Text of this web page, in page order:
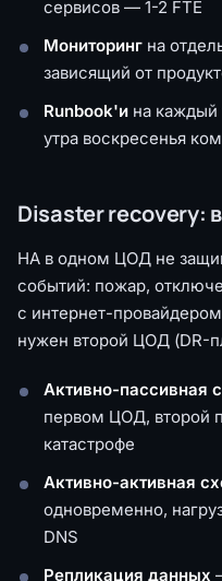
сервисов — 1-2 FTE
Мониторинг на
зависящий от
Runbook'и на каждый
утра воскресенья
Disaster recovery:
HA в одном ЦОД не
событий: пожар,
с интернет-
нужен второй ЦОД (DR-
Активно-пассивная
первом ЦОД, второй
катастрофе
Активно-активная
одновременно,
DNS
Репликация данных